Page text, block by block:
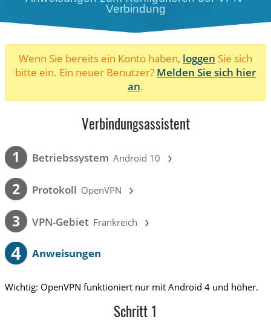
Verbindung
Wenn Sie bereits ein Konto haben, loggen Sie sich
bitte ein. Ein neuer Benutzer? Melden Sie sich hier
an.
Verbindungsassistent
1 Betriebssystem Android 10 ›
2 Protokoll OpenVPN ›
3 VPN-Gebiet Frankreich ›
4 Anweisungen
Wichtig: OpenVPN funktioniert nur mit Android 4 und höher.
Schritt 1